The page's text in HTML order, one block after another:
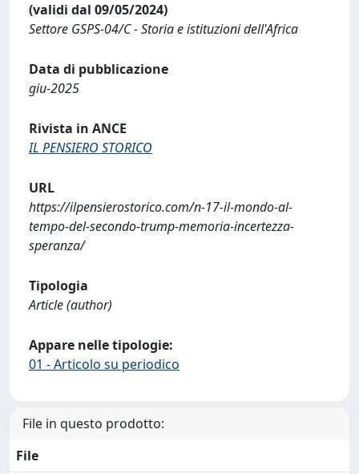
(validi dal 09/05/2024)
Settore GSPS-04/C - Storia e istituzioni dell'Africa
Data di pubblicazione
giu-2025
Rivista in ANCE
IL PENSIERO STORICO
URL
https://ilpensierostorico.com/n-17-il-mondo-al-
tempo-del-secondo-trump-memoria-incertezza-
speranza/
Tipologia
Article (author)
Appare nelle tipologie:
01 - Articolo su periodico
File in questo prodotto:
File